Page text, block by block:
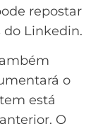
repostar
do Linkedin.
o
está
O